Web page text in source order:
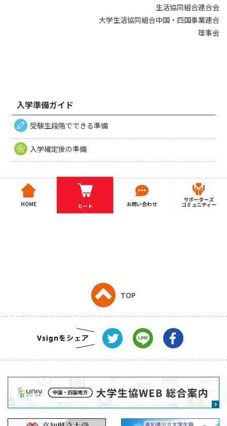
生活協同組合連合会
大学生活協同組合中国・四国事業連合
理事会
入学準備ガイド
受験生段階でできる準備
入学確定後の準備
HOME カート お問い合わせ
サポーターズ
コミュニティー
TOP